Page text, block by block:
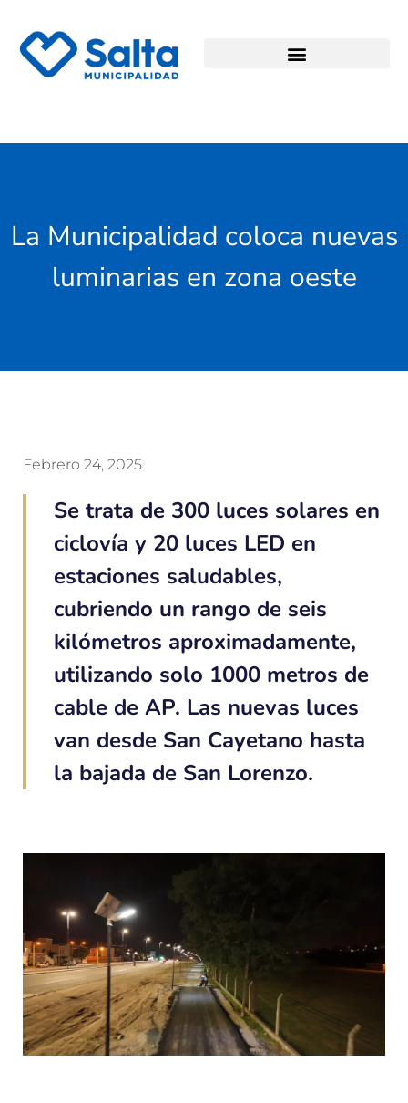
La Municipalidad coloca nuevas
luminarias en zona oeste
Febrero 24, 2025
Se trata de 300 luces solares en
ciclovía y 20 luces LED en
estaciones saludables,
cubriendo un rango de seis
kilómetros aproximadamente,
utilizando solo 1000 metros de
cable de AP. Las nuevas luces
van desde San Cayetano hasta
la bajada de San Lorenzo.